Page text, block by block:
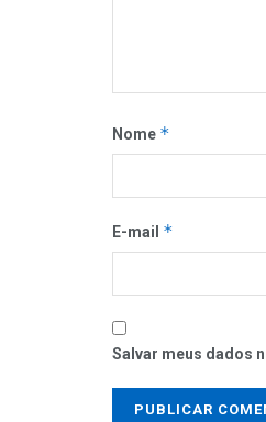
Nome *
E-mail *
Salvar meus dados